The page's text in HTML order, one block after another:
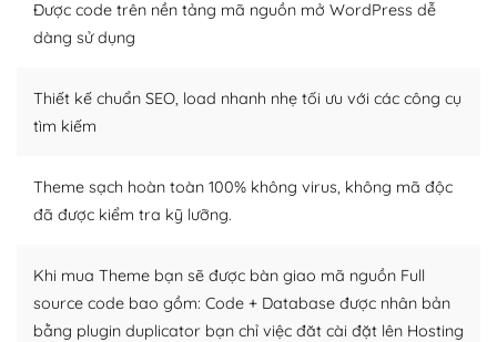
Dễ dàng tùy chỉnh trên WordPress
WordPress là nơi lưu trữ cho một diễn đàn cộng đồng
người cuồng tín WordPress.
Nếu bạn gặp khó khăn, bạn có thể lên mạng và tìm
lời, giải đáp vấn đề của bạn.
Cộng đồng sử dụng WordPress sẵn sàng hỗ trợ bạn
Được code trên nền tảng mã nguồn mở WordPress dễ
dàng sử dụng
Thiết kế chuẩn SEO, load nhanh nhẹ tối ưu với các công cụ
tìm kiếm
Theme sạch hoàn toàn 100% không virus, không mã độc
đã được kiểm tra kỹ lưỡng.
Khi mua Theme bạn sẽ được bàn giao mã nguồn Full
source code bao gồm: Code + Database được nhân bản
bằng plugin duplicator bạn chỉ việc đăt cài đặt lên Hosting